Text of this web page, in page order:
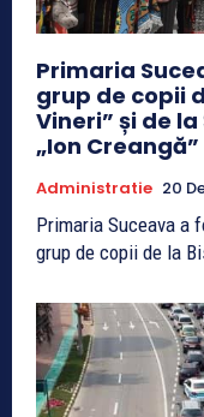
Primaria
grup de copii
Vineri” și de
„Ion Creangă”
Administratie 20
Primaria Suceava a
grup de copii de la